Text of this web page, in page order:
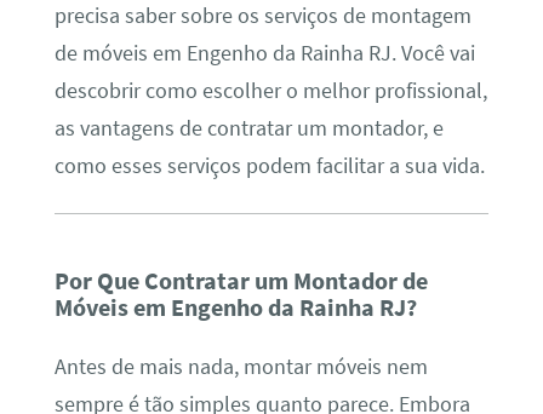
precisa saber sobre os serviços de montagem
de móveis em Engenho da Rainha RJ. Você vai
descobrir como escolher o melhor profissional,
as vantagens de contratar um montador, e
como esses serviços podem facilitar a sua vida.
Por Que Contratar um Montador de
Móveis em Engenho da Rainha RJ?
Antes de mais nada, montar móveis nem
sempre é tão simples quanto parece. Embora